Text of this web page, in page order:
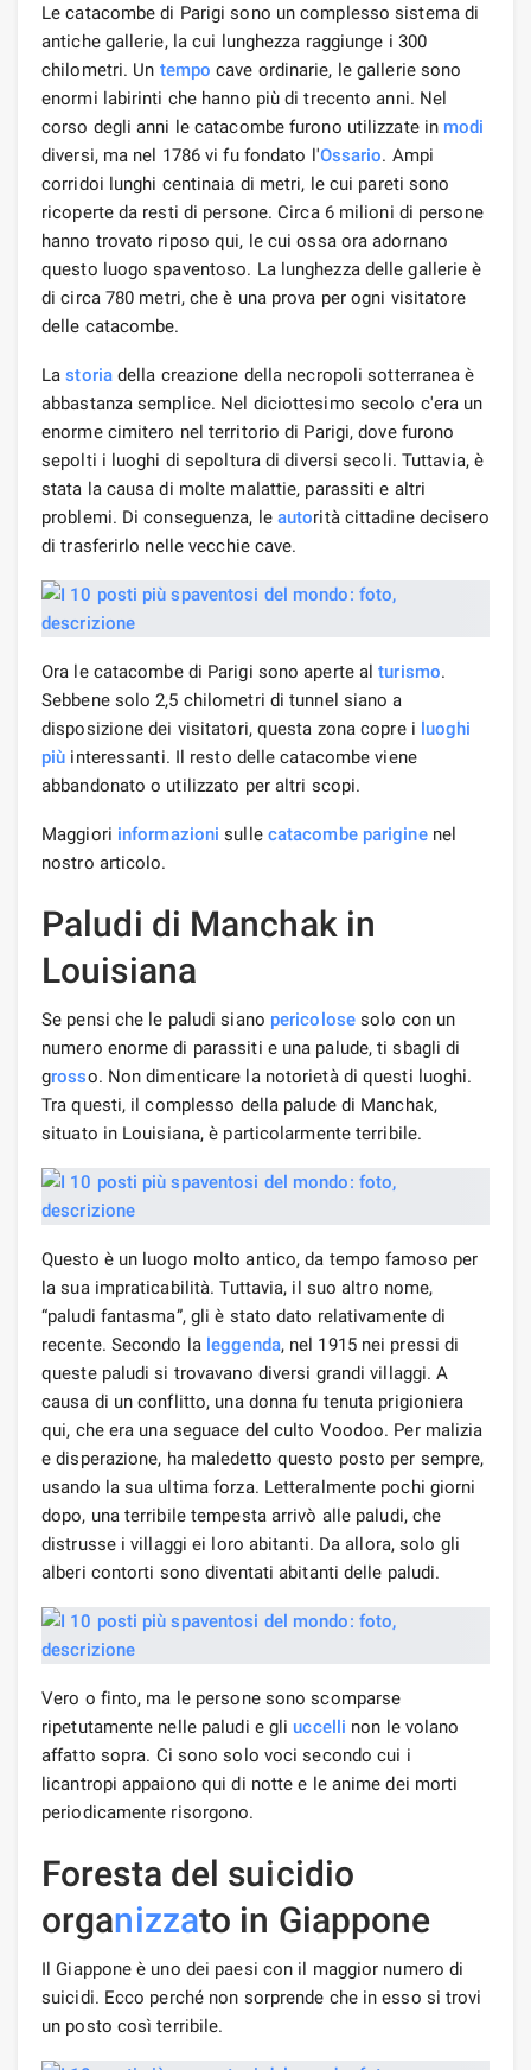
Le catacombe di Parigi sono un complesso sistema di
antiche gallerie, la cui lunghezza raggiunge i 300
chilometri. Un tempo cave ordinarie, le gallerie sono
enormi labirinti che hanno più di trecento anni. Nel
corso degli anni le catacombe furono utilizzate in modi
diversi, ma nel 1786 vi fu fondato l'Ossario. Ampi
corridoi lunghi centinaia di metri, le cui pareti sono
ricoperte da resti di persone. Circa 6 milioni di persone
hanno trovato riposo qui, le cui ossa ora adornano
questo luogo spaventoso. La lunghezza delle gallerie è
di circa 780 metri, che è una prova per ogni visitatore
delle catacombe.
Lastoriadella creazione della necropoli sotterranea è
abbastanza semplice. Nel diciottesimo secolo c'era un
enorme cimitero nel territorio di Parigi, dove furono
sepolti i luoghi di sepoltura di diversi secoli. Tuttavia, è
stata la causa di molte malattie, parassiti e altri
problemi. Di conseguenza, le autorità cittadine decisero
di trasferirlo nelle vecchie cave.
Ora le catacombe di Parigi sono aperte alturismo.
Sebbene solo 2,5 chilometri di tunnel siano a
disposizione dei visitatori, questa zona copre i luoghi
più interessanti. Il resto delle catacombe viene
abbandonato o utilizzato per altri scopi.
Maggiori informazioni sulle catacombe pariginenel
nostro articolo.
Paludi di Manchak in
Louisiana
Se pensi che le paludi siano pericolosesolo con un
numero enorme di parassiti e una palude, ti sbagli di
grosso. Non dimenticare la notorietà di questi luoghi.
Tra questi, il complesso della palude di Manchak,
situato in Louisiana, è particolarmente terribile.
Questo è un luogo molto antico, da tempo famoso per
la sua impraticabilità. Tuttavia, il suo altro nome,
“paludi fantasma”, gli è stato dato relativamente di
recente. Secondo la leggenda, nel 1915 nei pressi di
queste paludi si trovavano diversi grandi villaggi. A
causa di un conflitto, una donna fu tenuta prigioniera
qui, che era una seguace del culto Voodoo. Per malizia
e disperazione, ha maledetto questo posto per sempre,
usando la sua ultima forza. Letteralmente pochi giorni
dopo, una terribile tempesta arrivò alle paludi, che
distrusse i villaggi ei loro abitanti. Da allora, solo gli
alberi contorti sono diventati abitanti delle paludi.
Vero o finto, ma le persone sono scomparse
ripetutamente nelle paludi e gliuccelli non le volano
affatto sopra. Ci sono solo voci secondo cui i
licantropi appaiono qui di notte e le anime dei morti
periodicamente risorgono.
Foresta del suicidio
organizzato in Giappone
Il Giappone è uno dei paesi con il maggior numero di
suicidi. Ecco perché non sorprende che in esso si trovi
un posto così terribile.